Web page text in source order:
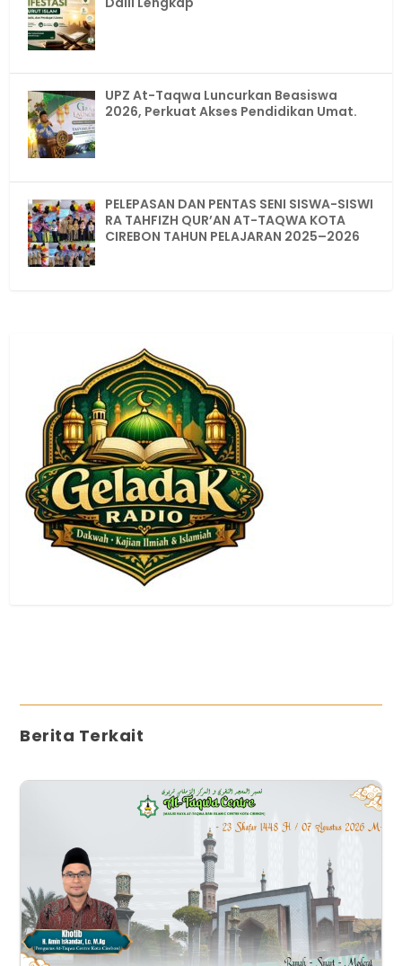
UPZ At-Taqwa Luncurkan Beasiswa
2026, Perkuat Akses Pendidikan Umat.
PELEPASAN DAN PENTAS SENI SISWA-SISWI
RA TAHFIZH QUR’AN AT-TAQWA KOTA
CIREBON TAHUN PELAJARAN 2025–2026
Berita Terkait